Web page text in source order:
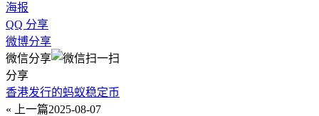
海报
QQ 分享
微博分享
微信分享
分享
香港发行的蚂蚁稳定币
« 上一篇2025-08-07